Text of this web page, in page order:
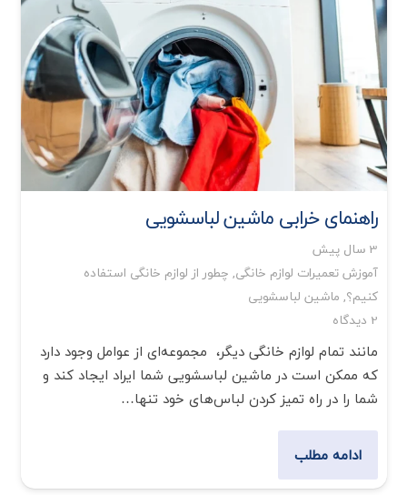
راهنمای خرابی ماشین لباسشویی
3 سال پیش
آموزش تعمیرات لوازم خانگی, چطور از لوازم خانگی استفاده
کنیم؟, ماشین لباسشویی
2 دیدگاه
مانند تمام لوازم خانگی دیگر، مجموعه‌ای از عوامل وجود دارد
که ممکن است در ماشین لباسشویی شما ایراد ایجاد کند و
شما را در راه تمیز کردن لباس‌های خود تنها…
ادامه مطلب